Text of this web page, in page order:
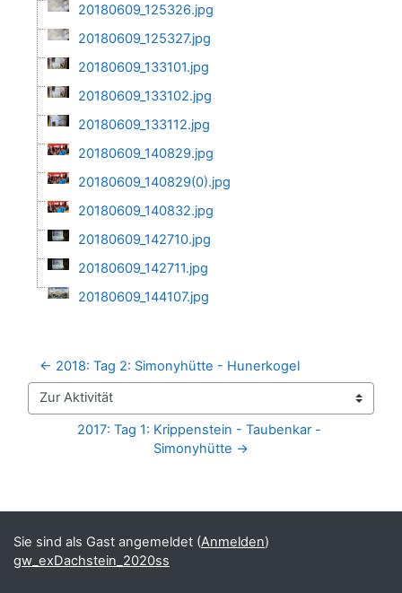
20180609_125326.jpg
20180609_125327.jpg
20180609_133101.jpg
20180609_133102.jpg
20180609_133112.jpg
20180609_140829.jpg
20180609_140829(0).jpg
20180609_140832.jpg
20180609_142710.jpg
20180609_142711.jpg
20180609_144107.jpg
← 2018: Tag 2: Simonyhütte - Hunerkogel
Zur Aktivität
2017: Tag 1: Krippenstein - Taubenkar -
Simonyhütte →
Ergänzungsblöcke
Sie sind als Gast angemeldet (Anmelden)
gw_exDachstein_2020ss